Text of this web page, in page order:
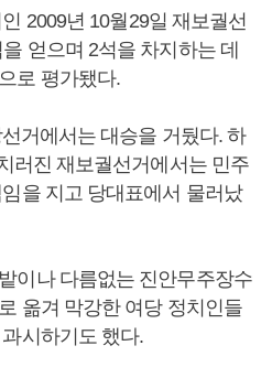
2009년 10월29일 재보궐선
얻으며 2석을 차지하는 데
로 평가됐다.
거에서는 대승을 거뒀다. 하
러진 재보궐선거에서는 민주
을 지고 당대표에서 물러났
이나 다름없는 진안무주장수
옮겨 막강한 여당 정치인들
시하기도 했다.